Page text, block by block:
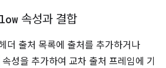
속성과 결합
더 출처 목록에 출처를 추가하거나
속성을 추가하여 교차 출처 프레임에 기